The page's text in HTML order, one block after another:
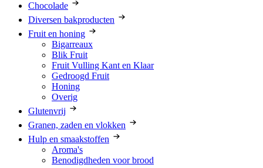
Chocolade
Diversen bakproducten
Fruit en honing
Bigarreaux
Blik Fruit
Fruit Vulling Kant en Klaar
Gedroogd Fruit
Honing
Overig
Glutenvrij
Granen, zaden en vlokken
Hulp en smaakstoffen
Aroma's
Benodigdheden voor brood